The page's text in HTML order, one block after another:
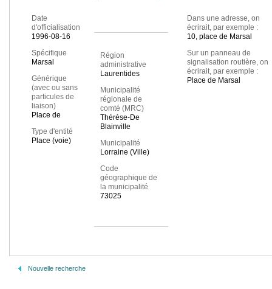
Date
d'officialisation
1996-08-16
Spécifique
Marsal
Générique
(avec ou sans
particules de
liaison)
Place de
Type d'entité
Place (voie)
Région
administrative
Laurentides
Municipalité
régionale de
comté (MRC)
Thérèse-De
Blainville
Municipalité
Lorraine (Ville)
Code
géographique de
la municipalité
73025
Dans une adresse, on
écrirait, par exemple :
10, place de Marsal
Sur un panneau de
signalisation routière, on
écrirait, par exemple :
Place de Marsal
Nouvelle recherche